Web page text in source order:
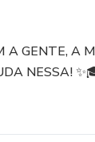
A GENTE, A
NESSA!